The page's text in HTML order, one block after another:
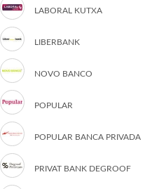
LABORAL KUTXA
LIBERBANK
NOVO BANCO
POPULAR
POPULAR BANCA PRIVADA
PRIVAT BANK DEGROOF